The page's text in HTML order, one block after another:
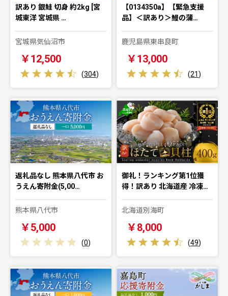
訳あり 銀鮭 切身 約2kg [宮
城東洋 宮城県 …
宮城県気仙沼市
￥12,500
(304)
【0134350a】【緊急支援
品】＜訳あり＞鰻の蒲…
鹿児島県東串良町
￥13,000
(21)
返礼品なし 熊本県八代市 お
うえん寄附金(5,00…
熊本県八代市
￥5,000
(0)
御礼！ランキング第1位獲
得！訳あり 北海道産 冷凍…
北海道別海町
￥8,000
(49)